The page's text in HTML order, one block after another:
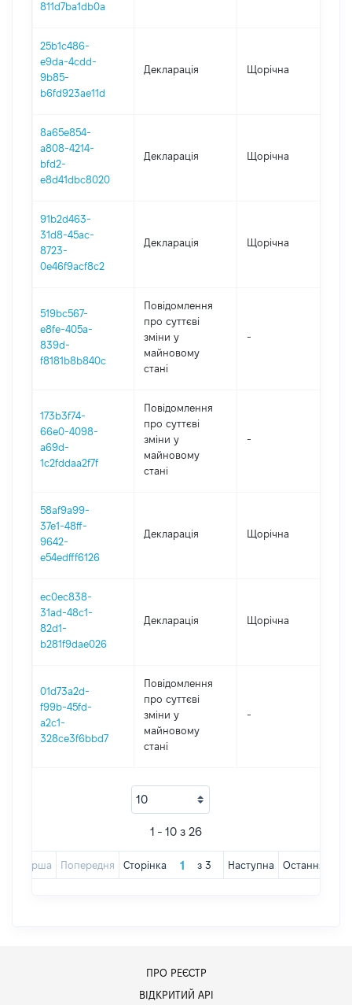
811d7ba1db0a
25b1c486-
e9da-4cdd-
9b85-
b6fd923ae11d
Декларація Щорічна
8a65e854-
a808-4214-
bfd2-
e8d41dbc8020
Декларація Щорічна
91b2d463-
31d8-45ac-
8723-
0e46f9acf8c2
Декларація Щорічна
519bc567-
e8fe-405a-
839d-
f8181b8b840c
Повідомлення
про суттєві
зміни y
майновому
стані
-
173b3f74-
66e0-4098-
a69d-
1c2fddaa2f7f
Повідомлення
про суттєві
зміни y
майновому
стані
-
58af9a99-
37e1-48ff-
9642-
e54edfff6126
Декларація Щорічна
ec0ec838-
31ad-48c1-
82d1-
b281f9dae026
Декларація Щорічна
01d73a2d-
f99b-45fd-
a2c1-
328ce3f6bbd7
Повідомлення
про суттєві
зміни y
майновому
стані
-
1 - 10 з 26
Перша Попередня Сторінка з 3 Наступна Остання
ПРО РЕЄСТР
ВІДКРИТИЙ АРІ